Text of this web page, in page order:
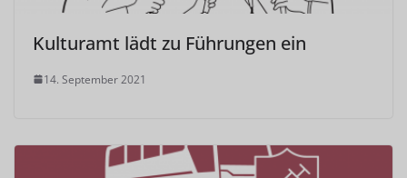
Kulturamt lädt zu Führungen ein
14. September 2021